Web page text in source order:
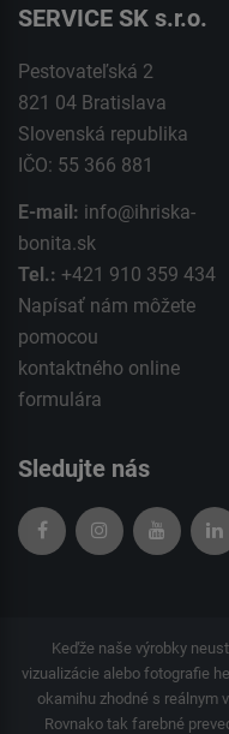
SERVICE SK s.r.o.
Pestovateľská 2
821 04 Bratislava
Slovenská republika
IČO: 55 366 881
E-mail: info@ihriska-
bonita.sk
Tel.: +421 910 359 434
Napísať nám môžete
pomocou
kontaktného online
formulára
Sledujte nás
Keďže naše výrobky
vizualizácie alebo fotografie
okamihu zhodné s reálnym
Rovnako tak farebné